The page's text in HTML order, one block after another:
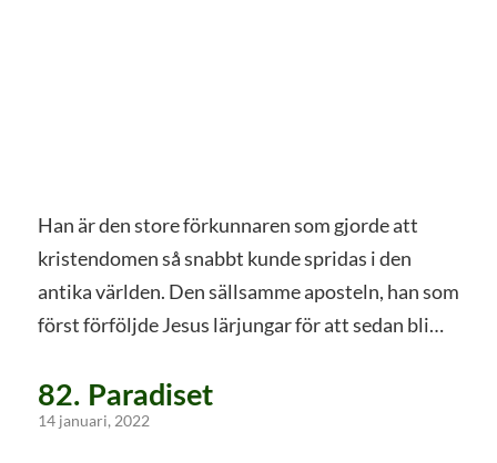
Han är den store förkunnaren som gjorde att
kristendomen så snabbt kunde spridas i den
antika världen. Den sällsamme aposteln, han som
först förföljde Jesus lärjungar för att sedan bli…
82. Paradiset
14 januari, 2022